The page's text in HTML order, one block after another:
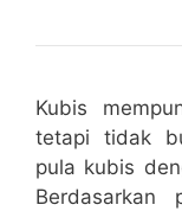
Kubis
tetapi tidak
pula kubis
Berdasarkan